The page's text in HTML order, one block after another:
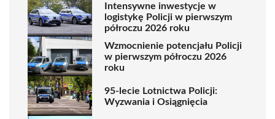
Intensywne inwestycje w
logistykę Policji w pierwszym
półroczu 2026 roku
Wzmocnienie potencjału Policji
w pierwszym półroczu 2026
roku
95-lecie Lotnictwa Policji:
Wyzwania i Osiągnięcia